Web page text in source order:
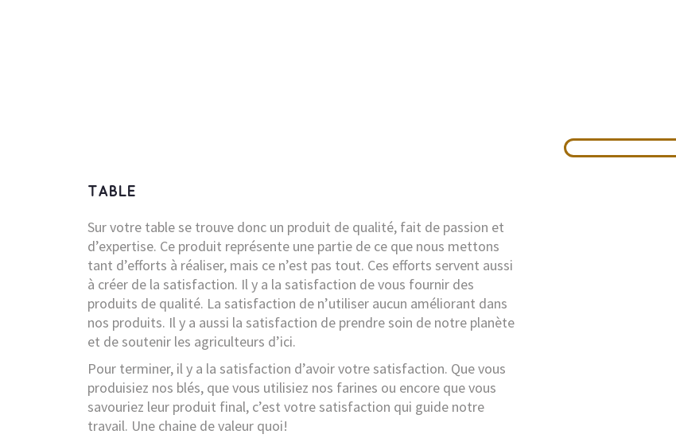
TABLE
Sur votre table se trouve donc un produit de qualité, fait de passion et
d’expertise. Ce produit représente une partie de ce que nous mettons
tant d’efforts à réaliser, mais ce n’est pas tout. Ces efforts servent aussi
à créer de la satisfaction. Il y a la satisfaction de vous fournir des
produits de qualité. La satisfaction de n’utiliser aucun améliorant dans
nos produits. Il y a aussi la satisfaction de prendre soin de notre planète
et de soutenir les agriculteurs d’ici.
Pour terminer, il y a la satisfaction d’avoir votre satisfaction. Que vous
produisiez nos blés, que vous utilisiez nos farines ou encore que vous
savouriez leur produit final, c’est votre satisfaction qui guide notre
travail. Une chaine de valeur quoi!